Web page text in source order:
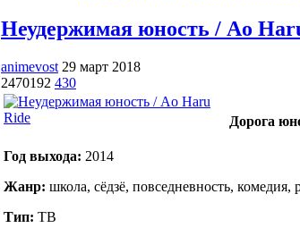
Неудержимая юность / Ao
animevost 29 март 2018
2470192 430
Дорога
Год выхода: 2014
Жанр: школа, сёдзё, повседневность, комедия,
Тип: ТВ